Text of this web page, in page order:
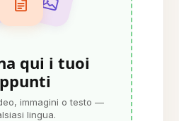
qui i tuoi
immagini o testo —
lingua.